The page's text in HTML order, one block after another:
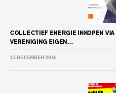
COLLECTIEF ENERGIE INKOPEN
VERENIGING EIGEN...
13 DECEMBER 2019